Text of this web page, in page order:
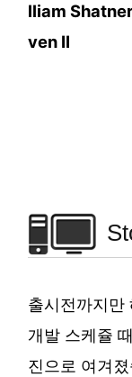
lliam
ven II
출시전까지
개발 스케쥴
진으로 여겨